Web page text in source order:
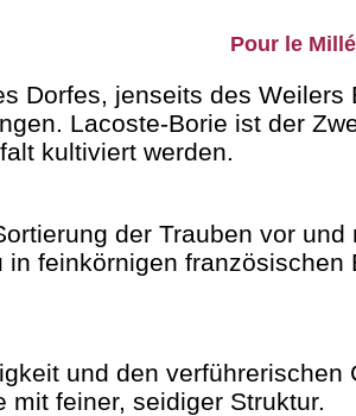
Pour le
Dorfes, jenseits des
Lacoste-Borie ist der
kultiviert werden.
der Trauben vor
feinkörnigen
und den
mit feiner, seidiger Struktur.